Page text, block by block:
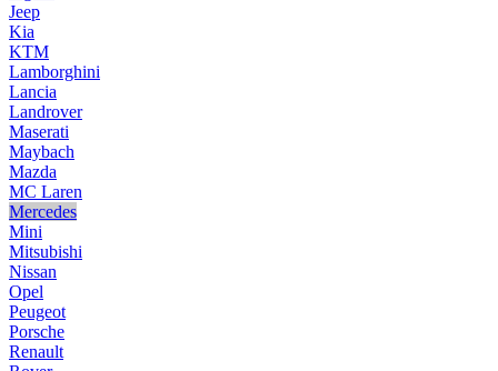
Jeep
Kia
KTM
Lamborghini
Lancia
Landrover
Maserati
Maybach
Mazda
MC Laren
Mercedes
Mini
Mitsubishi
Nissan
Opel
Peugeot
Porsche
Renault